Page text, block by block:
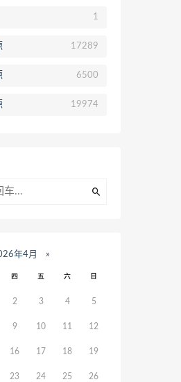
1
17289
6500
19974
年4月 »
四 五 六 日
2 3 4 5
9 10 11 12
16 17 18 19
23 24 25 26